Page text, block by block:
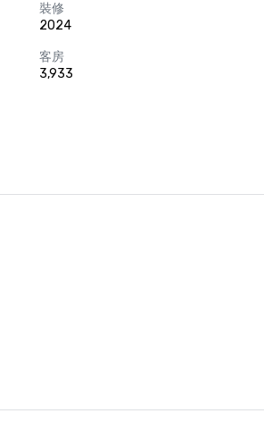
裝修
2024
客房
3,933